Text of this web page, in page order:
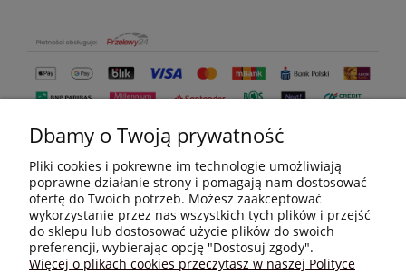
MOJE KONTO
Dbamy o Twoją prywatność
Pliki cookies i pokrewne im technologie umożliwiają
poprawne działanie strony i pomagają nam dostosować
ofertę do Twoich potrzeb. Możesz zaakceptować
wykorzystanie przez nas wszystkich tych plików i przejść
do sklepu lub dostosować użycie plików do swoich
preferencji, wybierając opcję "Dostosuj zgody".
Więcej o plikach cookies przeczytasz w naszej Polityce